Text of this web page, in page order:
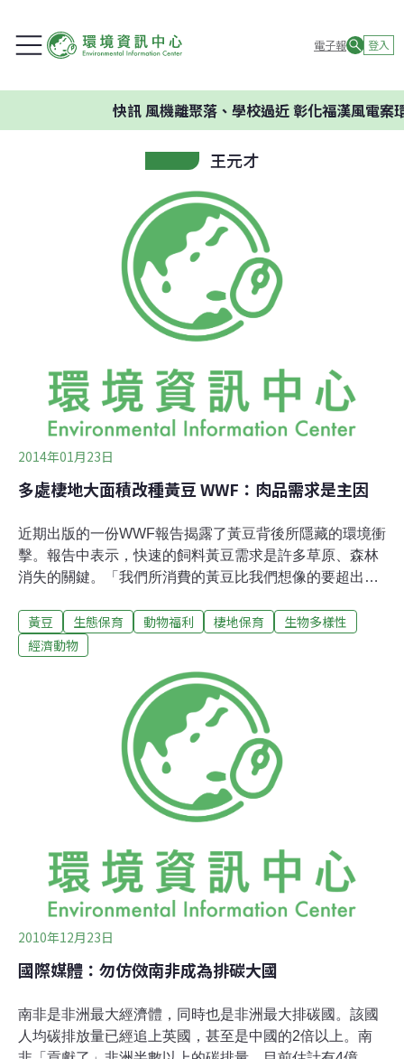
電子報 登入
快訊風機離聚落、學校過近 彰化福漢風電案環
王元才
2014年01月23日
多處棲地大面積改種黃豆 WWF：肉品需求是主因
近期出版的一份WWF報告揭露了黃豆背後所隱藏的環境衝
擊。報告中表示，快速的飼料黃豆需求是許多草原、森林
消失的關鍵。「我們所消費的黃豆比我們想像的要超出很
肉、雞肉以及加工食品中所含有的黃豆。」WWF的全球黃
豆團隊主任Sandra Mulder說：「生產1公斤的雞肉可能就
需求是許多草原、森林消失的關鍵，包括巴西、阿根廷、
玻利維亞、巴拉圭境內的亞馬遜雨林、巴西的Cerrado熱
帶草原、大西洋沿岸森林（Atlantic Forest）、查科
（Chaco）森林、齊基塔諾（Chiquitano）森林，以及北
美大草原等。此外，也產生美洲虎、巨型食蟻獸、犰狳和
金剛鸚鵡等物種瀕危問題。
黃豆 生態保育 動物福利 棲地保育
生物多樣性
經濟動物
2010年12月23日
國際媒體：勿仿傚南非成為排碳大國
南非是非洲最大經濟體，同時也是非洲最大排碳國。該國
人均碳排放量已經追上英國，甚至是中國的2倍以上。南